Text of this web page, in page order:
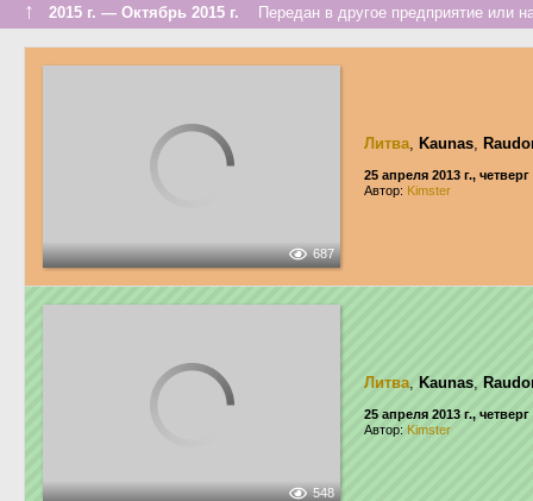
↑ 2015 г. — Октябрь 2015 г. Передан в другое предприятие или
687
Литва, Kaunas,
25 апреля 2013 г., четверг
Автор: Kimster
548
Литва, Kaunas,
25 апреля 2013 г., четверг
Автор: Kimster